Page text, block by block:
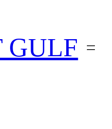
GULF